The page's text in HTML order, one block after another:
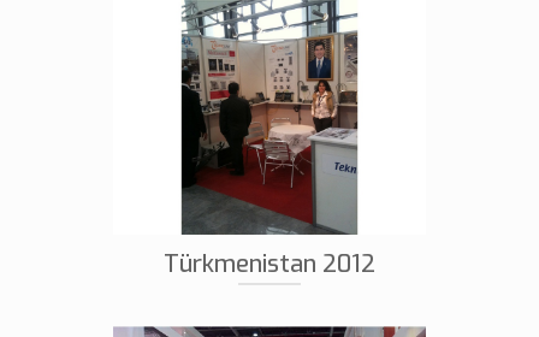
Türkmenistan 2012